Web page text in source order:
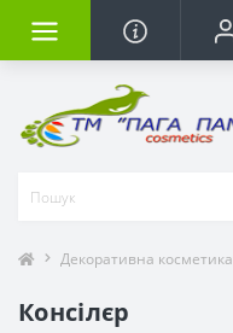
Декоративна косметика
Консілєр